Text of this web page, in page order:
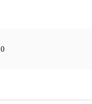
0